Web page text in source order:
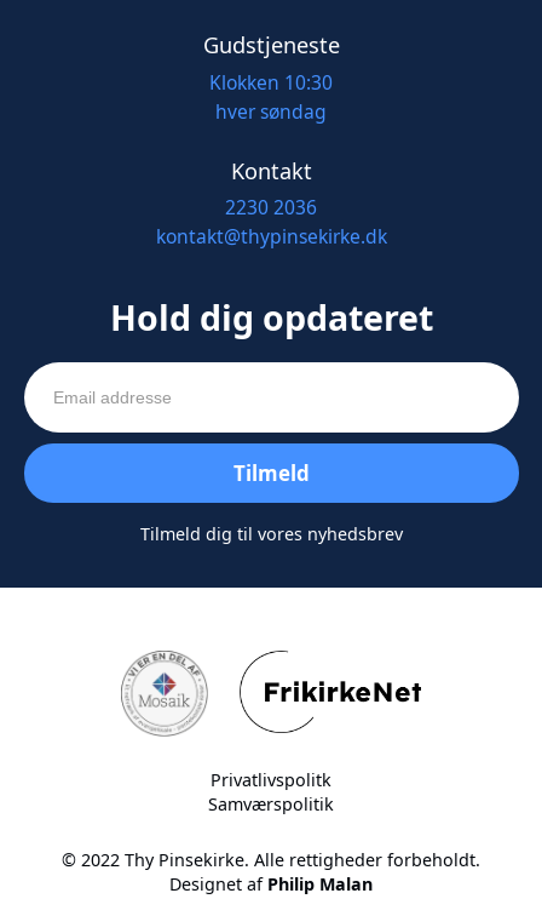
Hold dig opdateret
Tilmeld dig til vores nyhedsbrev
Gudstjeneste
Klokken 10:30
hver søndag
Kontakt
2230 2036
kontakt@thypinsekirke.dk
© 2022 Thy Pinsekirke. Alle rettigheder forbeholdt.
Designet af Philip Malan
Privatlivspolitk
Samværspolitik